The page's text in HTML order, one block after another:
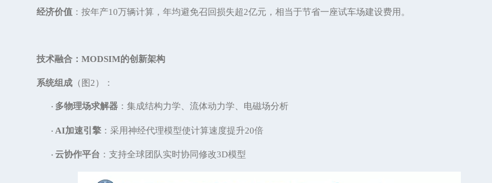
经济价值：按年产10万辆计算，年均避免召回损失超2亿元，相当于节省一座试车场建设费用。
技术融合： MODSIM的创新架构
系统组成（图 2）：
· 多物理场求解器：集成结构力学、流体动力学、电磁场分析
· AI加速引擎：采用神经代理模型使计算速度提升20倍
· 云协作平台 ：支持全球团队实时协同修改3D模型